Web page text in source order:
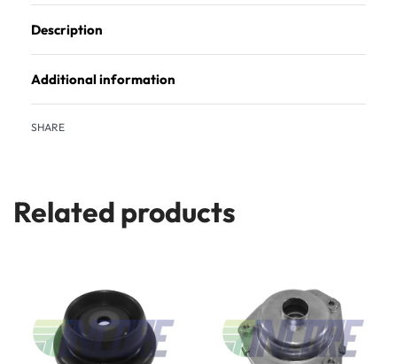
Description
Additional information
SHARE
Related products